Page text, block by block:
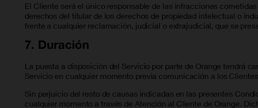
El Cliente será el único responsable de las infracciones
derechos del titular de los derechos de propiedad intelectual o
frente a cualquier reclamación, judicial o extrajudicial, que se
7. Duración
La puesta a disposición del Servicio por parte de Orange tendrá
Servicio en cualquier momento previa comunicación a los
Sin perjuicio del resto de causas indicadas en las presentes
cualquier momento a través de Atención al Cliente de Orange.